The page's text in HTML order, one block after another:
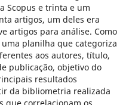
Scopus e trinta e um
artigos, um deles era
artigos para análise. Como
planilha que categoriza
aos autores, título,
publicação, objetivo do
resultados
da bibliometria realizada